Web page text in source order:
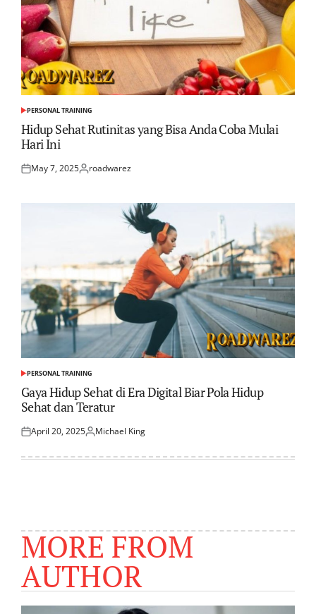
POSTED
IN
PERSONAL TRAINING
Hidup Sehat Rutinitas yang Bisa Anda Coba Mulai
Hari Ini
Posted
May 7, 2025Posted
roadwarez
POSTED
IN
PERSONAL TRAINING
Gaya Hidup Sehat di Era Digital Biar Pola Hidup
Sehat dan Teratur
Posted
April 20, 2025Posted
Michael King
MORE FROM
AUTHOR